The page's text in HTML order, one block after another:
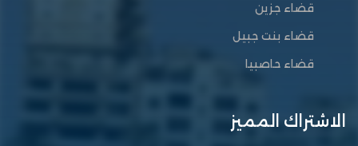
قضاء جزين
قضاء بنت جبيل
قضاء حاصبيا
الاشتراك المميز